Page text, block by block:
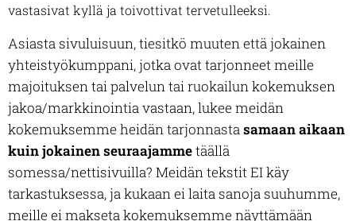
vastasivat kyllä ja toivottivat tervetulleeksi.
Asiasta sivuluisuun, tiesitkö muuten että jokainen
yhteistyökumppani, jotka ovat tarjonneet meille
majoituksen tai palvelun tai ruokailun kokemuksen
jakoa/markkinointia vastaan, lukee meidän
kokemuksemme heidän tarjonnasta samaan aikaan
kuin jokainen seuraajammetäällä
somessa/nettisivuilla? Meidän tekstit EI käy
tarkastuksessa, ja kukaan ei laita sanoja suuhumme,
meille ei makseta kokemuksemme näyttämään